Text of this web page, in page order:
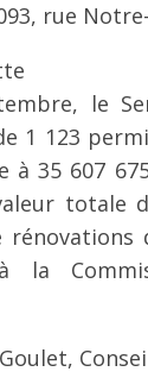
rue
le
1 123
à 35 607
totale
rénovations
la